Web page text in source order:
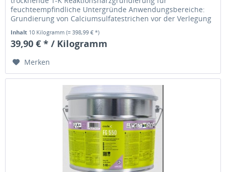
feuchteempfindliche Untergründe Anwendungsbereiche:
Grundierung von Calciumsulfatestrichen vor der Verlegung
großformatiger Fliesen und Platten im...
Inhalt 10 Kilogramm(= 398,99 € *)
39,90 € * / Kilogramm
Merken